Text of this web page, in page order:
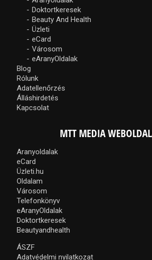
Doktortkeresek
Beauty And Health
Üzleti
eCard
Városom
eAranyOldalak
Blog
Rólunk
Adatellenőrzés
Álláshirdetés
Kapcsolat
MTT MEDIA
Aranyoldalak
eCard
Üzleti.hu
Oldalam
Városom
Telefonkönyv
eAranyOldalak
Doktortkeresek
Beautyandhealth
ÁSZF
Adatvédelmi nyilatkozat